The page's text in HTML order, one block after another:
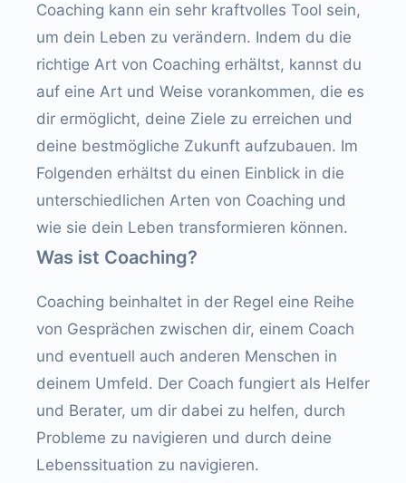
Coaching kann ein sehr kraftvolles Tool sein,
um dein Leben zu verändern. Indem du die
richtige Art von Coaching erhältst, kannst du
auf eine Art und Weise vorankommen, die es
dir ermöglicht, deine Ziele zu erreichen und
deine bestmögliche Zukunft aufzubauen. Im
Folgenden erhältst du einen Einblick in die
unterschiedlichen Arten von Coaching und
wie sie dein Leben transformieren können.
Was ist Coaching?
Coaching beinhaltet in der Regel eine Reihe
von Gesprächen zwischen dir, einem Coach
und eventuell auch anderen Menschen in
deinem Umfeld. Der Coach fungiert als Helfer
und Berater, um dir dabei zu helfen, durch
Probleme zu navigieren und durch deine
Lebenssituation zu navigieren.